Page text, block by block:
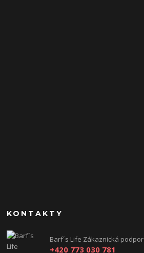
KONTAKTY
Barf´s Life Zákaznická
+420 773 030 781